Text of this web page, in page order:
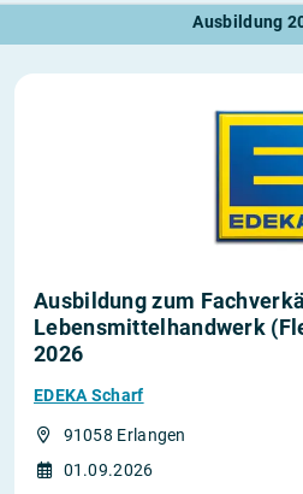
Ausbildung
Ausbildung zum
Lebensmittelhandwerk
2026
EDEKA Scharf
91058 Erlangen
01.09.2026